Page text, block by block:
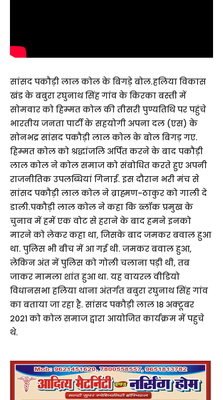
सांसद पकौड़ी लाल कोल के बिगड़े बोल.हलिया विकास
खंड के बबुरा रघुनाथ सिंह गांव के किरका बस्ती में
सोमवार को हिम्मत कोल की तीसरी पुण्यतिथि पर पहुंचे
भारतीय जनता पार्टी के सहयोगी अपना दल (एस) के
सोनभद्र सांसद पकौड़ी लाल कोल के बोल बिगड़ गए.
हिम्मत कोल को श्रद्धांजलि अर्पित करने के बाद पकौड़ी
लाल कोल ने कोल समाज को संबोधित करते हुए अपनी
राजनीतिक उपलब्धियां गिनाई. इस दौरान भरी मंच से
सांसद पकौड़ी लाल कोल ने ब्राह्मण-ठाकुर को गाली दे
डाली.पकौड़ी लाल कोल ने कहा कि ब्लॉक प्रमुख के
चुनाव में हमें एक वोट से हराने के बाद हमने इनको
मारने को लेकर कहा था, जिसके बाद जमकर बवाल हुआ
था. पुलिस भी बीच में आ गई थी. जमकर बवाल हुआ,
लेकिन अंत में पुलिस को गोली चलाना पड़ी थी, तब
जाकर मामला शांत हुआ था. यह वायरल वीडियो
विधानसभा हलिया थाना अंतर्गत बबुरा रघुनाथ सिंह गांव
का बताया जा रहा है. सांसद पकौड़ी लाल 18 अक्टूबर
2021 को कोल समाज द्वारा आयोजित कार्यक्रम में पहुचे
थे.